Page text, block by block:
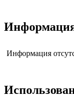
Информация